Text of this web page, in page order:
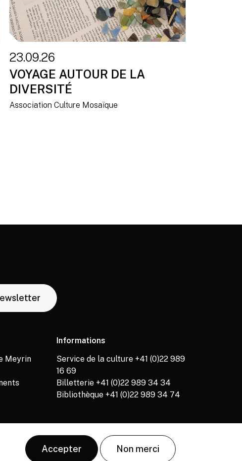
23.09.26
VOYAGE AUTOUR DE LA
DIVERSITÉ
Association Culture Mosaïque
Meyrin
Informations
Service de la culture +41 (0)22 989
16 69
Billetterie +41 (0)22 989 34 34
Bibliothèque +41 (0)22 989 34 74
Accepter Non merci